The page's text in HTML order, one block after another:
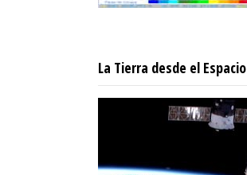
La Tierra desde el Espacio